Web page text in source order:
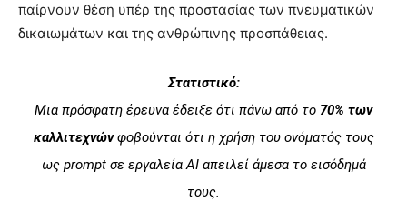
παίρνουν θέση υπέρ της προστασίας των πνευματικών
δικαιωμάτων και της ανθρώπινης προσπάθειας.
Στατιστικό:
Μια πρόσφατη έρευνα έδειξε ότι πάνω από το 70% των
καλλιτεχνώνφοβούνται ότι η χρήση του ονόματός τους
ως prompt σε εργαλεία AI απειλεί άμεσα το εισόδημά
τους.